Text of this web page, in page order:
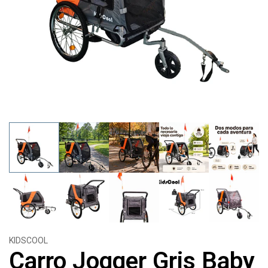
KIDSCOOL
Carro Jogger Gris Baby